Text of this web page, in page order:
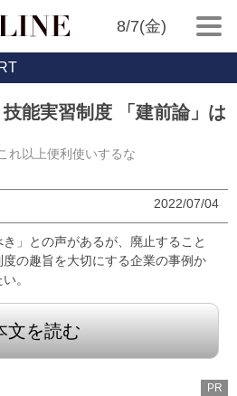
8/7(金)
技能実習制度 「建前論」は
れ以上便利使いするな
2022/07/04
き」との声があるが、廃止すること
の趣旨を大切にする企業の事例か
。
文を読む
PR